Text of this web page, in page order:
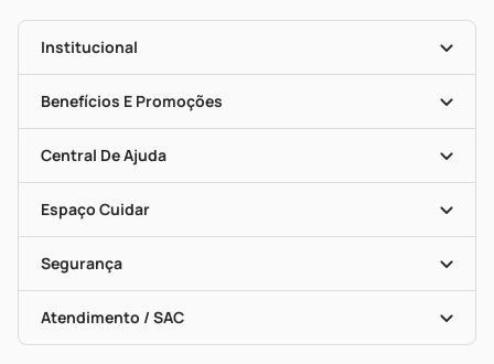
Institucional
História
Nossas Lojas
Mapa De Categorias
Blog Da PP
Seja Uma Loja Parceira
Benefícios E Promoções
Clube PP
Convênios
Programa Popular Do Brasil
Encarte De Ofertas
Dermaclub
Descontos De Laboratório (PBM)
Cupons E Ofertas
Central De Ajuda
Entrega
Recompra Programada
Compras Com Receita
Alomed (tele-Entrega)
Formas De Pagamento
Troca E Devolução
Bulas De A A Z
Políticas De Marketplace
Espaço Cuidar
Vacinas
Serviços Farmacêuticos
Testes Rápidos
Autoteste Covid-19
Segurança
Certificado De Segurança
Portal Da Privacidade
Atendimento / SAC
WhatsApp (47) 9202-1687